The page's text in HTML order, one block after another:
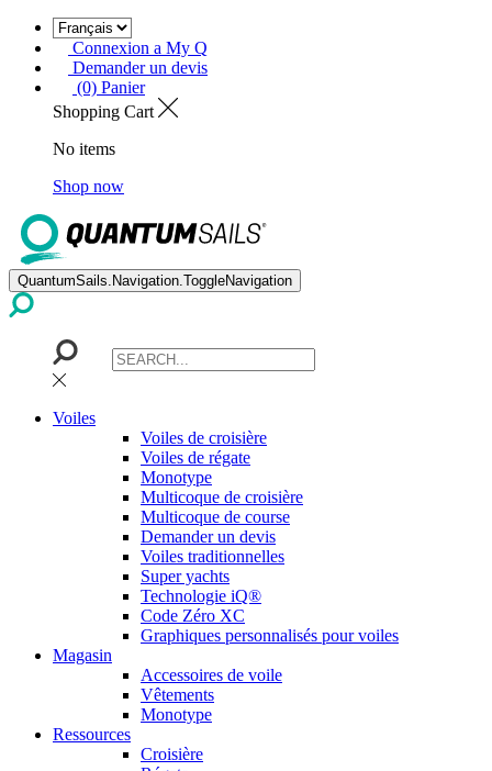
Connexion a My Q
Demander un devis
(0) Panier
Shopping Cart
No items
Shop now
QuantumSails.Navigation.ToggleNavigation
Voiles
Voiles de croisière
Voiles de régate
Monotype
Multicoque de croisière
Multicoque de course
Demander un devis
Voiles traditionnelles
Super yachts
Technologie iQ®
Code Zéro XC
Graphiques personnalisés pour voiles
Magasin
Accessoires de voile
Vêtements
Monotype
Ressources
Croisière